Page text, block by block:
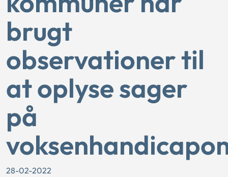
brugt
observationer til
at oplyse sager
på
28-02-2022